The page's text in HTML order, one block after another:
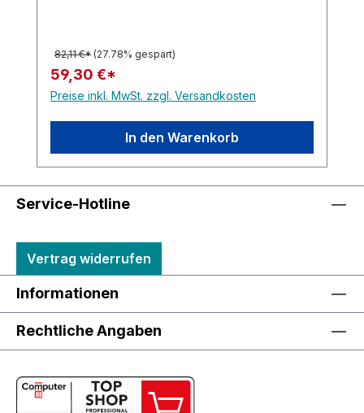
82,11 €* (27.78% gespart)
59,30 €*
Preise inkl. MwSt. zzgl. Versandkosten
In den Warenkorb
Service-Hotline
Vertrag widerrufen
Informationen
Rechtliche Angaben